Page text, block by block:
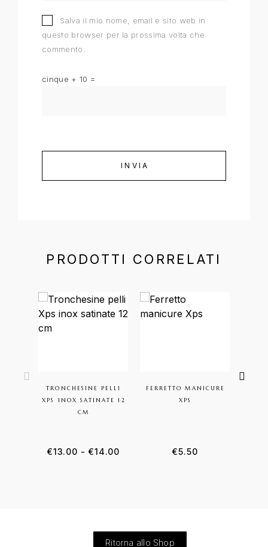
Salva il mio nome, email e sito web in
questo browser per la prossima volta che
commento.
cinque + 10 =
PRODOTTI CORRELATI
TRONCHESINE PELLI
XPS INOX SATINATE 12
CM
€13.00 - €14.00
FERRETTO MANICURE
XPS
€5.50
Ritorna allo Shop